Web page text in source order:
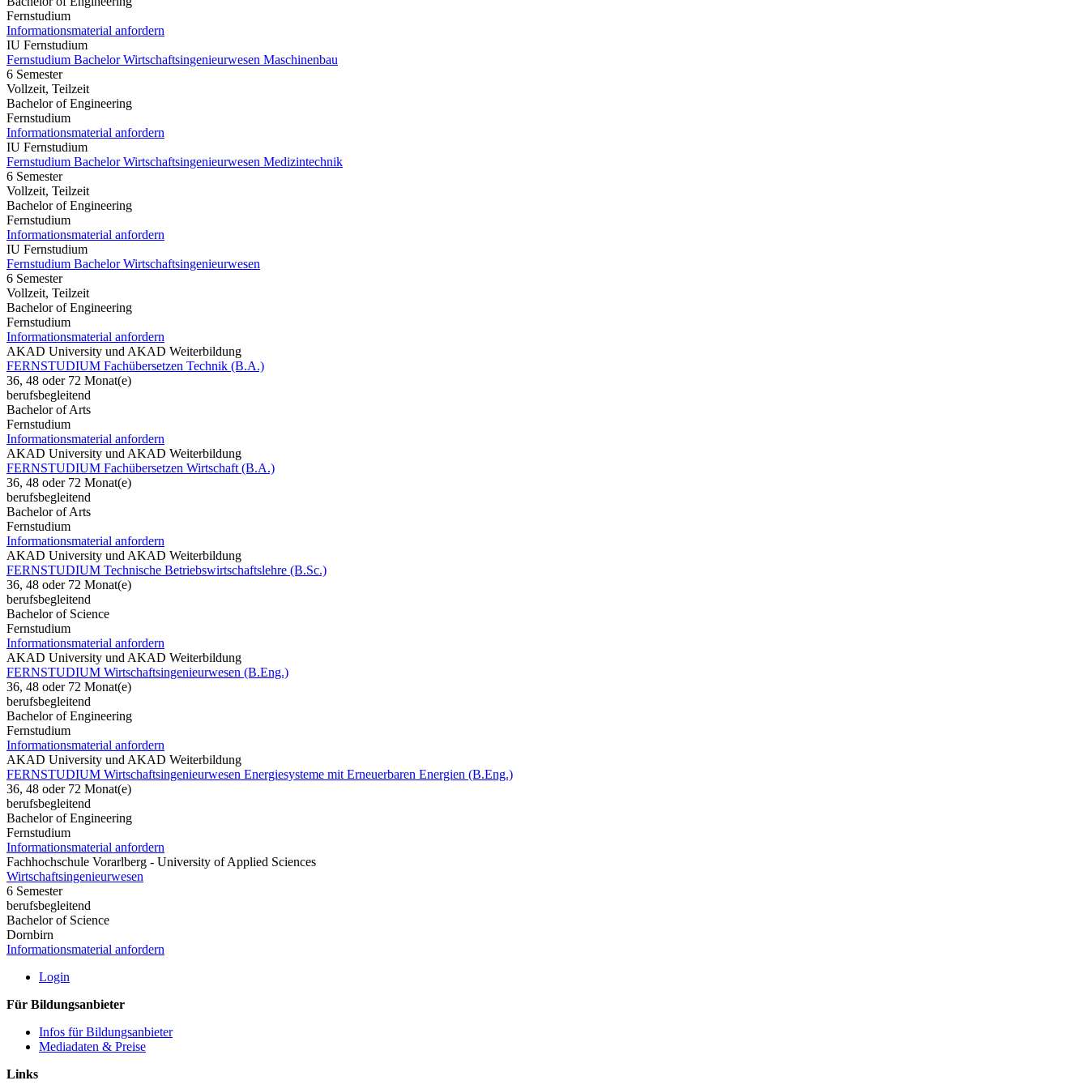
Fernstudium
Informationsmaterial anfordern
IU Fernstudium
Fernstudium Bachelor Wirtschaftsingenieurwesen Maschinenbau
6 Semester
Vollzeit, Teilzeit
Bachelor of Engineering
Fernstudium
Informationsmaterial anfordern
IU Fernstudium
Fernstudium Bachelor Wirtschaftsingenieurwesen Medizintechnik
6 Semester
Vollzeit, Teilzeit
Bachelor of Engineering
Fernstudium
Informationsmaterial anfordern
IU Fernstudium
Fernstudium Bachelor Wirtschaftsingenieurwesen
6 Semester
Vollzeit, Teilzeit
Bachelor of Engineering
Fernstudium
Informationsmaterial anfordern
AKAD University und AKAD Weiterbildung
FERNSTUDIUM Fachübersetzen Technik (B.A.)
36, 48 oder 72 Monat(e)
berufsbegleitend
Bachelor of Arts
Fernstudium
Informationsmaterial anfordern
AKAD University und AKAD Weiterbildung
FERNSTUDIUM Fachübersetzen Wirtschaft (B.A.)
36, 48 oder 72 Monat(e)
berufsbegleitend
Bachelor of Arts
Fernstudium
Informationsmaterial anfordern
AKAD University und AKAD Weiterbildung
FERNSTUDIUM Technische Betriebswirtschaftslehre (B.Sc.)
36, 48 oder 72 Monat(e)
berufsbegleitend
Bachelor of Science
Fernstudium
Informationsmaterial anfordern
AKAD University und AKAD Weiterbildung
FERNSTUDIUM Wirtschaftsingenieurwesen (B.Eng.)
36, 48 oder 72 Monat(e)
berufsbegleitend
Bachelor of Engineering
Fernstudium
Informationsmaterial anfordern
AKAD University und AKAD Weiterbildung
FERNSTUDIUM Wirtschaftsingenieurwesen Energiesysteme mit Erneuerbaren Energien (B.Eng.)
36, 48 oder 72 Monat(e)
berufsbegleitend
Bachelor of Engineering
Fernstudium
Informationsmaterial anfordern
Fachhochschule Vorarlberg - University of Applied Sciences
Wirtschaftsingenieurwesen
6 Semester
berufsbegleitend
Bachelor of Science
Dornbirn
Informationsmaterial anfordern
Login
Für Bildungsanbieter
Infos für Bildungsanbieter
Mediadaten & Preise
Links